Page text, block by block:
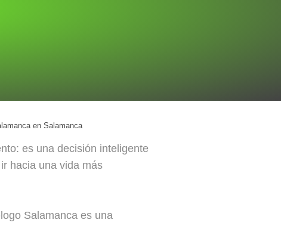
en Salamanca
es una decisión inteligente
hacia una vida más
Salamanca es una